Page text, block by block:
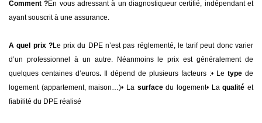
Comment ?En vous adressant à un diagnostiqueur certifié, indépendant et
ayant souscrit à une assurance.
A quel prix ?Le prix du DPE n’est pas réglementé, le tarif peut donc varier
d’un professionnel à un autre. Néanmoins le prix est généralement de
quelques centaines d’euros. Il dépend de plusieurs facteurs :• Le type de
logement (appartement, maison…)• La surfacedu logement• Laqualité et
fiabilité du DPE réalisé